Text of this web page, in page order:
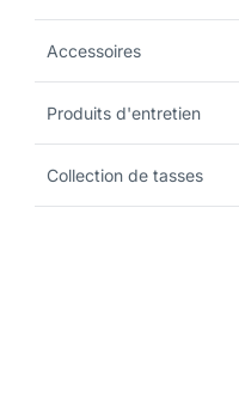
Accessoires
Produits d'entretien
Collection de tasses